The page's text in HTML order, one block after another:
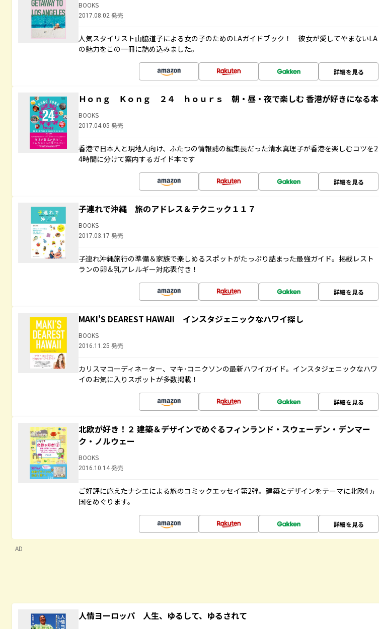
BOOKS
2017.08.02 発売
人気スタイリスト山脇道子による女の子のためのLAガイドブック！ 彼女が愛してやまないLA
の魅力をこの一冊に詰め込みました。
詳細を見る
Ｈｏｎｇ Ｋｏｎｇ ２４ ｈｏｕｒｓ 朝・昼・夜で楽しむ 香港が好きになる本
BOOKS
2017.04.05 発売
香港で日本人と現地人向け、ふたつの情報誌の編集長だった清水真理子が香港を楽しむコツを2
4時間に分けて案内するガイド本です
詳細を見る
子連れで沖縄 旅のアドレス＆テクニック１１７
BOOKS
2017.03.17 発売
子連れ沖縄旅行の準備＆家族で楽しめるスポットがたっぷり詰まった最強ガイド。掲載レスト
ランの卵＆乳アレルギー対応表付き！
詳細を見る
MAKI'S DEAREST HAWAII インスタジェニックなハワイ探し
BOOKS
2016.11.25 発売
カリスマコーディネーター、マキ･コニクソンの最新ハワイガイド。インスタジェニックなハワ
イのお気に入りスポットが多数掲載！
詳細を見る
北欧が好き！２ 建築＆デザインでめぐるフィンランド・スウェーデン・デンマー
ク・ノルウェー
BOOKS
2016.10.14 発売
ご好評に応えたナシエによる旅のコミックエッセイ第2弾。建築とデザインをテーマに北欧4ヵ
国をめぐります。
詳細を見る
AD
人情ヨーロッパ 人生、ゆるして、ゆるされて